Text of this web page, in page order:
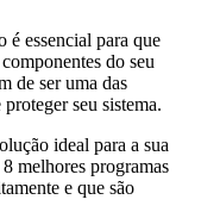
essencial para que
do seu
de ser uma das
seu sistema.
ideal para a sua
melhores programas
e que são